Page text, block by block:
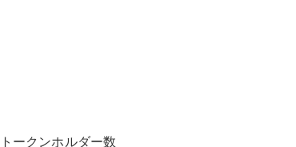
トークンホルダー数